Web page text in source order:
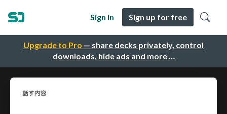
Upgrade to Pro — share decks privately, control
downloads, hide ads and more …
Sign in Sign up for free